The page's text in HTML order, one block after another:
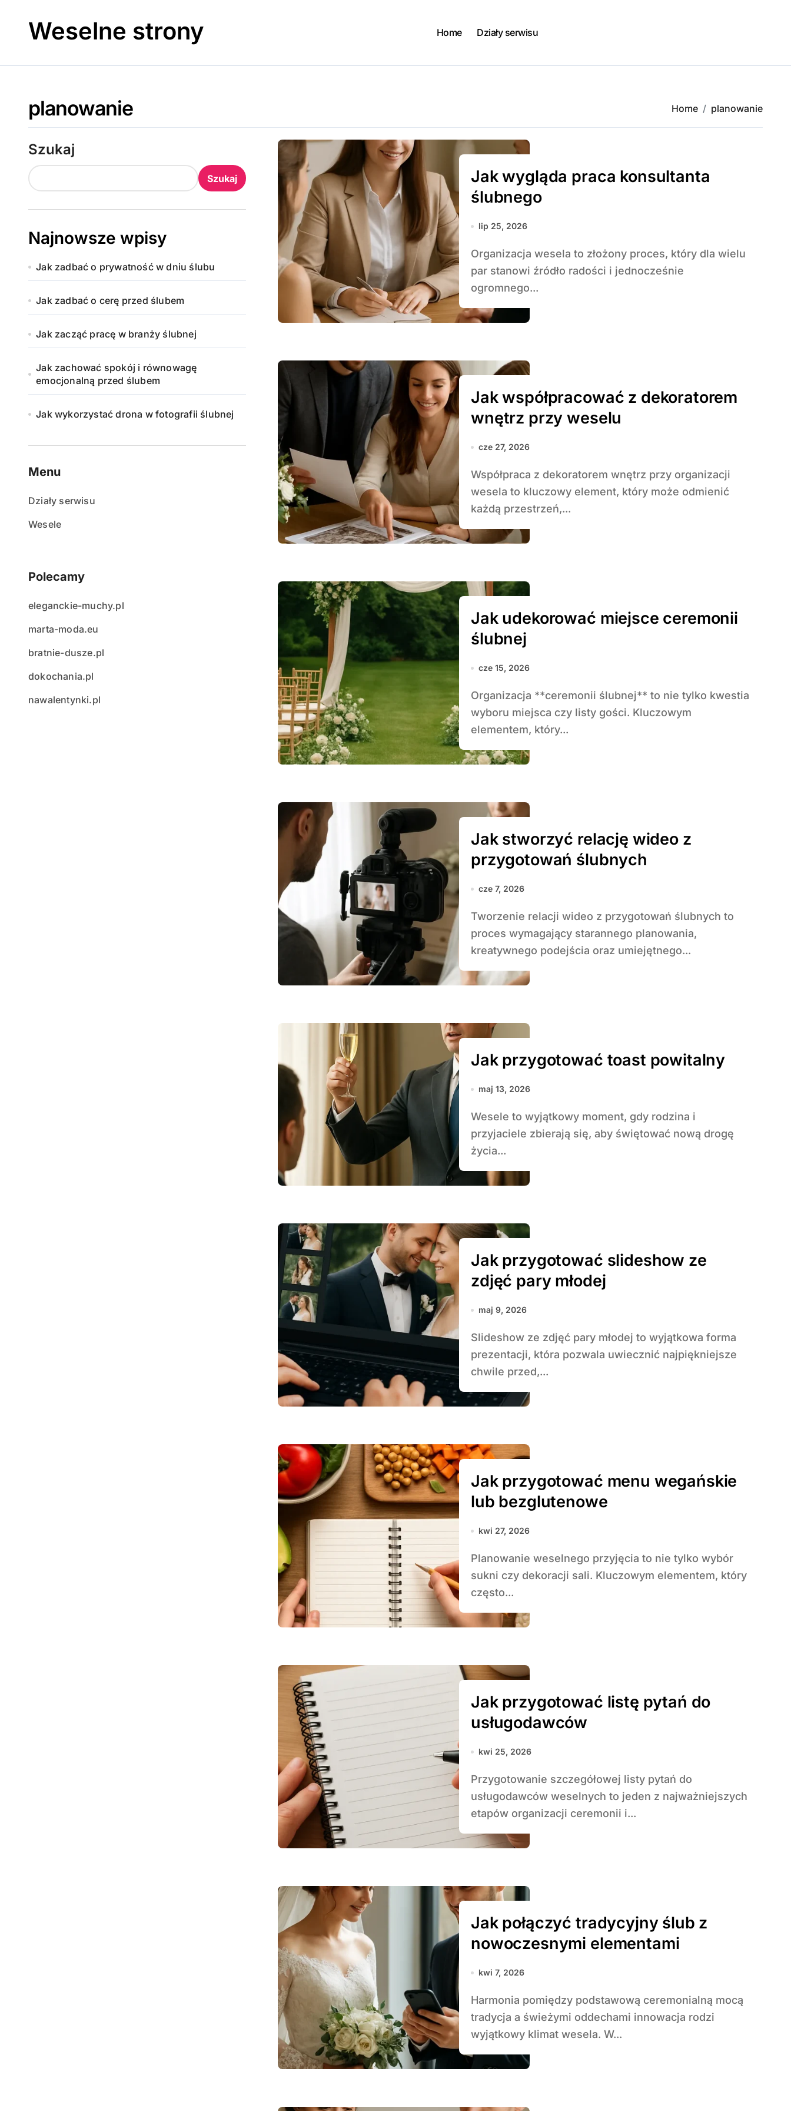
contentWeselne strony Home Działy serwisu
planowanie Home planowanie
Szukaj
Szukaj
Najnowsze wpisy
Jak zadbać o prywatność w dniu ślubu
Jak zadbać o cerę przed ślubem
Jak zacząć pracę w branży ślubnej
Jak zachować spokój i równowagę
emocjonalną przed ślubem
Jak wykorzystać drona w fotografii ślubnej
Menu
Działy serwisu
Wesele
Polecamy
eleganckie-muchy.pl
marta-moda.eu
bratnie-dusze.pl
dokochania.pl
nawalentynki.pl
Jak wygląda praca konsultanta
ślubnego
lip 25, 2026
Organizacja wesela to złożony proces, który dla wielu
par stanowi źródło radości i jednocześnie
ogromnego...
Jak współpracować z dekoratorem
wnętrz przy weselu
cze 27, 2026
Współpraca z dekoratorem wnętrz przy organizacji
wesela to kluczowy element, który może odmienić
każdą przestrzeń,...
Jak udekorować miejsce ceremonii
ślubnej
cze 15, 2026
Organizacja **ceremonii ślubnej** to nie tylko kwestia
wyboru miejsca czy listy gości. Kluczowym
elementem, który...
Jak stworzyć relację wideo z
przygotowań ślubnych
cze 7, 2026
Tworzenie relacji wideo z przygotowań ślubnych to
proces wymagający starannego planowania,
kreatywnego podejścia oraz umiejętnego...
Jak przygotować toast powitalny
maj 13, 2026
Wesele to wyjątkowy moment, gdy rodzina i
przyjaciele zbierają się, aby świętować nową drogę
życia...
Jak przygotować slideshow ze
zdjęć pary młodej
maj 9, 2026
Slideshow ze zdjęć pary młodej to wyjątkowa forma
prezentacji, która pozwala uwiecznić najpiękniejsze
chwile przed,...
Jak przygotować menu wegańskie
lub bezglutenowe
kwi 27, 2026
Planowanie weselnego przyjęcia to nie tylko wybór
sukni czy dekoracji sali. Kluczowym elementem, który
często...
Jak przygotować listę pytań do
usługodawców
kwi 25, 2026
Przygotowanie szczegółowej listy pytań do
usługodawców weselnych to jeden z najważniejszych
etapów organizacji ceremonii i...
Jak połączyć tradycyjny ślub z
nowoczesnymi elementami
kwi 7, 2026
Harmonia pomiędzy podstawową ceremonialną mocą
tradycja a świeżymi oddechami innowacja rodzi
wyjątkowy klimat wesela. W...